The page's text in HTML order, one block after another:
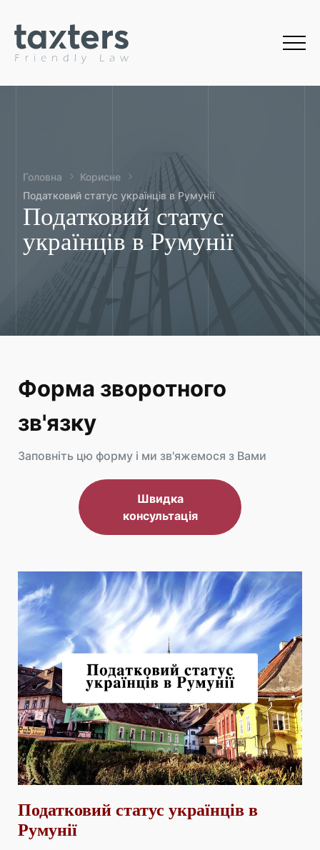
Головна
Корисне
Податковий статус українців в Румунії
Податковий статус
українців в Румунії
Форма зворотного
зв'язку
Заповніть цю форму і ми зв'яжемося з Вами
Швидка
консультація
Податковий статус українців в
Румунії